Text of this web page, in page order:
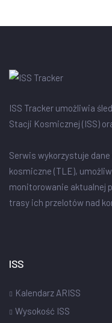
ISS Tracker umożliwia
Stacji Kosmicznej (ISS)
Serwis wykorzystuje
kosmiczne (TLE),
monitorowanie aktualnej
trasy ich przelotów nad
ISS
Kalendarz ARISS
Wysokość ISS